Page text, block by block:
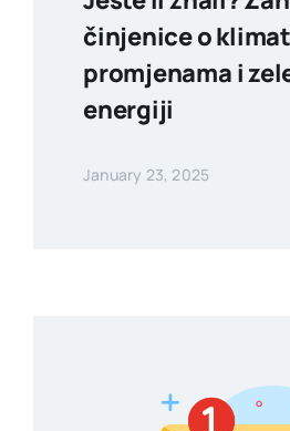
činjenice o
promjenama i
energiji
January 23, 2025